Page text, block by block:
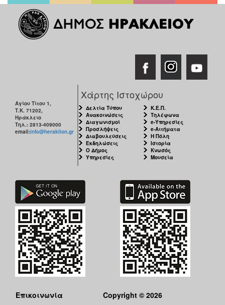
ΤΟΠΟΣ
Αγίου Τίτου 1,
Τ.Κ. 71202,
Ηράκλειο
Τηλ.: 2813-409000
email:info@heraklion.gr
Χάρτης Ιστοχώρου
Δελτία Τύπου
Ανακοινώσεις
Διαγωνισμοί
Προσλήψεις
Διαβουλεύσεις
Εκδηλώσεις
Ο Δήμος
Υπηρεσίες
Κ.Ε.Π.
Τηλέφωνα
e-Υπηρεσίες
e-Αιτήματα
Η Πόλη
Ιστορία
Κνωσός
Μουσεία
Επικοινωνία Copyright © 2026